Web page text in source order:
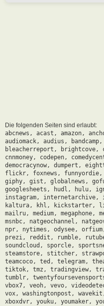
Die folgenden Seiten sind erlaubt:
abcnews, acast, amazon,
audiomack, audius,
bleacherreport, brightcove,
cnnmoney, codepen,
democracynow, dumpert,
flickr, foxnews,
giphy, gist, globalnews,
googlesheets, hudl, hulu,
instagram,
kaltura, khl, kickstarter,
mailru, medium, megaphone,
msnbc, natgeochannel,
npr, nytimes, odysee,
prezi, reddit, rumble,
soundcloud, sporcle,
steamstore, stitcher,
teamcoco, ted, telegram,
tiktok, tmz, tradingview,
tumblr,
vbox7, veoh, vevo,
vox, washingtonpost,
xboxdvr, youku, youmaker,